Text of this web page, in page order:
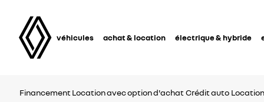
véhicules achat & location électrique & hybride
Financement Location avec option d'achat Crédit auto